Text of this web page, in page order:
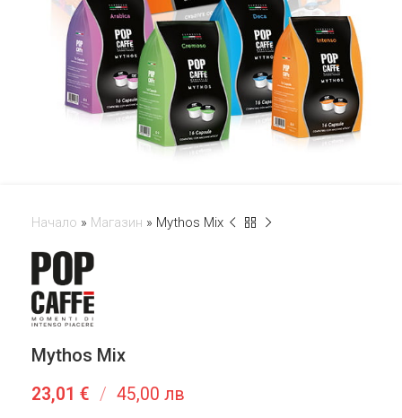
Начало » Магазин » Mythos Mix
Mythos Mix
23,01 € / 45,00 лв